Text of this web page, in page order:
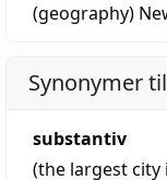
(geography)
Synonymer
substantiv
(the largest city